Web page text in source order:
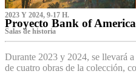
2023 Y 2024, 9-17 H.
Proyecto Bank of America
S‌alas de historia
Durante 2023 y 2024, se llevará
de cuatro obras de la colección,